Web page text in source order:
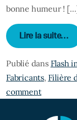
bonne humeur !
Lire la suite…
Publié dans Flash
Fabricants, Filière
commenton